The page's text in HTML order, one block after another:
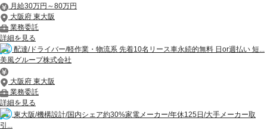
月給30万円～80万円
大阪府 東大阪
業務委託
詳細を見る
配達/ドライバー/軽作業・物流系 先着10名リース車永続的無料 日or週払い 短...
美風グループ株式会社
大阪府 東大阪
業務委託
詳細を見る
東大阪/機構設計/国内シェア約30%家電メーカー/年休125日/大手メーカー取
引...